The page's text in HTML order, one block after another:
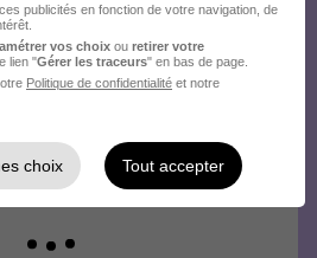
publicités en fonction de votre navigation, de
vos choix ou retirer votre
lien "Gérer les traceurs" en bas de page.
Politique de confidentialité et notre
choix Tout accepter